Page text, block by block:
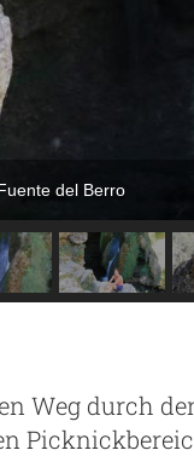
del Berro
Weg durch